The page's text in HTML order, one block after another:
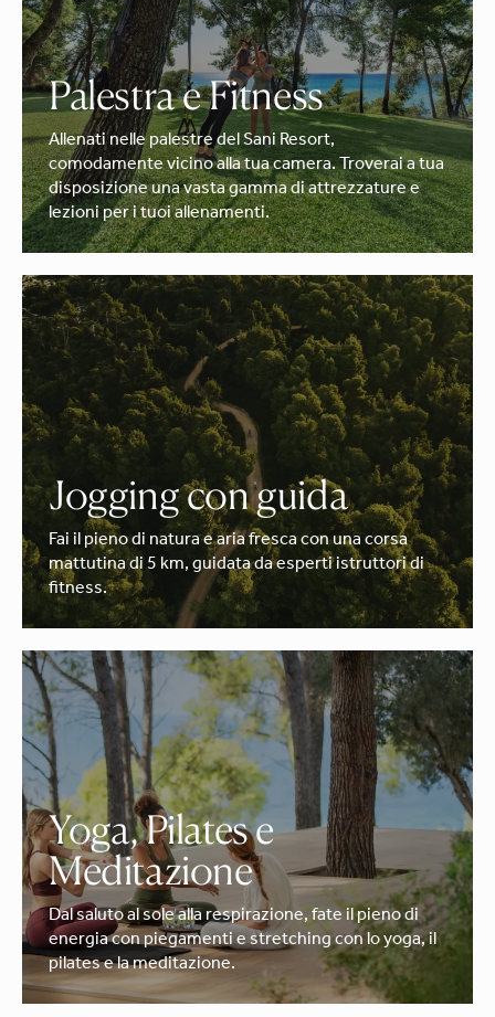
Palestra e Fitness
Allenati nelle palestre del Sani Resort,
comodamente vicino alla tua camera. Troverai a tua
disposizione una vasta gamma di attrezzature e
lezioni per i tuoi allenamenti.
Jogging con guida
Fai il pieno di natura e aria fresca con una corsa
mattutina di 5 km, guidata da esperti istruttori di
fitness.
Yoga, Pilates e
Meditazione
Dal saluto al sole alla respirazione, fate il pieno di
energia con piegamenti e stretching con lo yoga, il
pilates e la meditazione.